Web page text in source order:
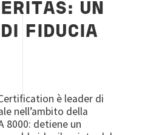
UN
FIDUCIA
è leader di
nell’ambito della
8000: detiene un